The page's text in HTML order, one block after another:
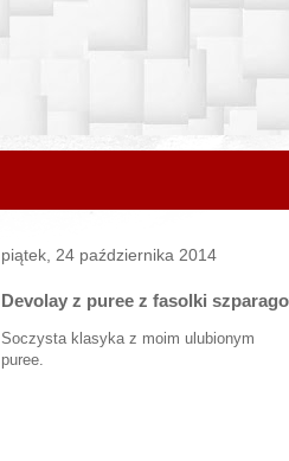
piątek, 24 października 2014
Devolay z puree z fasolki
Soczysta klasyka z moim ulubionym
puree.